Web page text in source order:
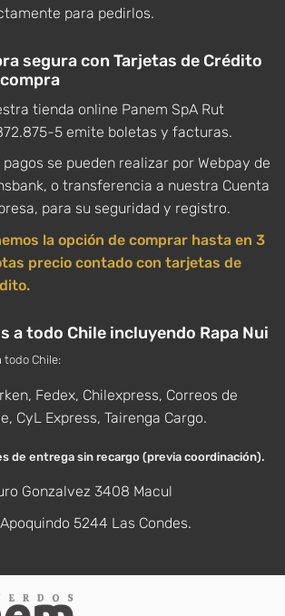
para pedirlos.
segura con Tarjetas de Crédito
tienda online Panem SpA Rut
5 emite boletas y facturas.
pagos se pueden realizar por Webpay de
o transferencia a nuestra Cuenta
para su seguridad y registro.
la opción de comprar hasta en 3
precio contado con tarjetas de
a todo Chile incluyendo Rapa Nui
todo Chile:
Fedex, Chilexpress, Correos de
CyL Express, Tairenga Cargo.
de entrega sin recargo (previa coordinación).
Gonzalvez 3408 Macul
5244 Las Condes.